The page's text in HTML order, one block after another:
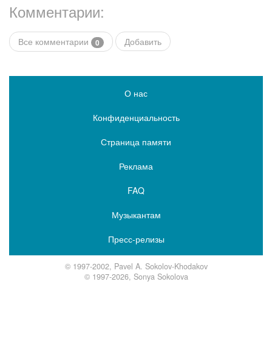
Комментарии:
Все комментарии 0 Добавить
О нас
Конфиденциальность
Страница памяти
Реклама
FAQ
Музыкантам
Пресс-релизы
© 1997-2002, Pavel A. Sokolov-Khodakov
© 1997-2026, Sonya Sokolova